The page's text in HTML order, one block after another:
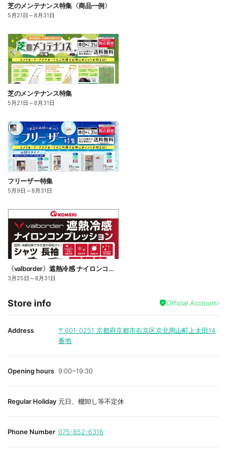
芝のメンテナンス特集〈商品一例〉
5月21日 ～8月31日
芝のメンテナンス特集
5月21日 ～8月31日
フリーザー特集
5月9日 ～8月31日
〈valborder〉遮熱冷感 ナイロンコンプレッション
3月25日 ～8月31日
Store info Official Account
Address 〒601-0251 京都府京都市右京区京北周山町上太田14
番地
Opening hours 9:00~19:30
Regular Holiday 元日、棚卸し等不定休
Phone Number 075-852-6316